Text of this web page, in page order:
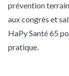
prévention
aux congrès et
HaPy Santé 65
pratique.